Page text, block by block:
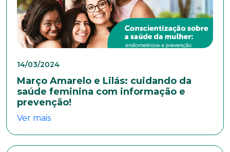
14/03/2024
Março Amarelo e Lilás: cuidando da
saúde feminina com informação e
prevenção!
Ver mais
Naturalidade
Estado Civil